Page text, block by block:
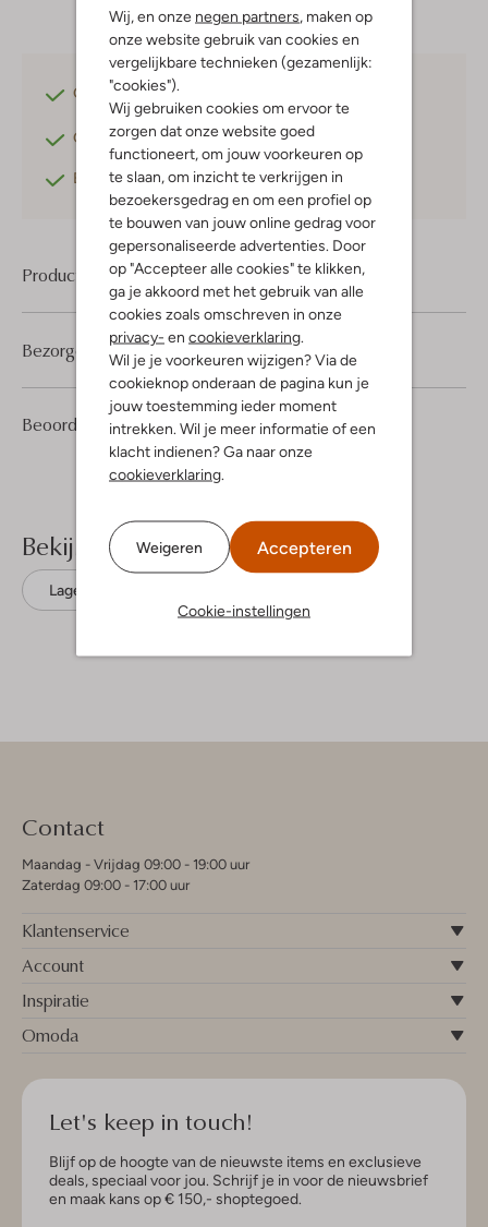
Wij, en onze negen partners, maken op
onze website gebruik van cookies en
vergelijkbare technieken (gezamenlijk:
"cookies").
Wij gebruiken cookies om ervoor te
zorgen dat onze website goed
functioneert, om jouw voorkeuren op
te slaan, om inzicht te verkrijgen in
bezoekersgedrag en om een profiel op
te bouwen van jouw online gedrag voor
gepersonaliseerde advertenties. Door
op "Accepteer alle cookies" te klikken,
ga je akkoord met het gebruik van alle
cookies zoals omschreven in onze
privacy- en cookieverklaring.
Wil je je voorkeuren wijzigen? Via de
cookieknop onderaan de pagina kun je
jouw toestemming ieder moment
intrekken. Wil je meer informatie of een
klacht indienen? Ga naar onze
cookieverklaring.
Weigeren Accepteren
Cookie-instellingen
Gratis verzending
Gratis retournerenbinnen 30 dagen*
Betaal achterafmet Klarna
Product informatie
Beoordelingen (1) 5/5
1
5
Sterren
Bezorgen & retourneren
Bekijk meer
Lage sneakers
Contact
Maandag - Vrijdag 09:00 - 19:00 uur
Zaterdag 09:00 - 17:00 uur
Klantenservice
Account
Inspiratie
Omoda
Let's keep in touch!
Blijf op de hoogte van de nieuwste items en exclusieve
deals, speciaal voor jou. Schrijf je in voor de nieuwsbrief
en maak kans op € 150,- shoptegoed.